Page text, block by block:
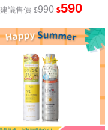
建議售價 $990 $590